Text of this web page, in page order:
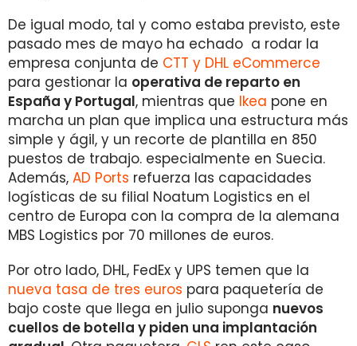
De igual modo, tal y como estaba previsto, este
pasado mes de mayo ha echado a rodar la
empresa conjunta de CTT y DHL eCommerce
para gestionar la operativa de reparto en
España y Portugal, mientras que Ikea pone en
marcha un plan que implica una estructura más
simple y ágil, y un recorte de plantilla en 850
puestos de trabajo. especialmente en Suecia.
Además, AD Ports refuerza las capacidades
logísticas de su filial Noatum Logistics en el
centro de Europa con la compra de la alemana
MBS Logistics por 70 millones de euros.
Por otro lado, DHL, FedEx y UPS temen que la
nueva tasa de tres euros para paquetería de
bajo coste que llega en julio suponga nuevos
cuellos de botella y piden una implantación